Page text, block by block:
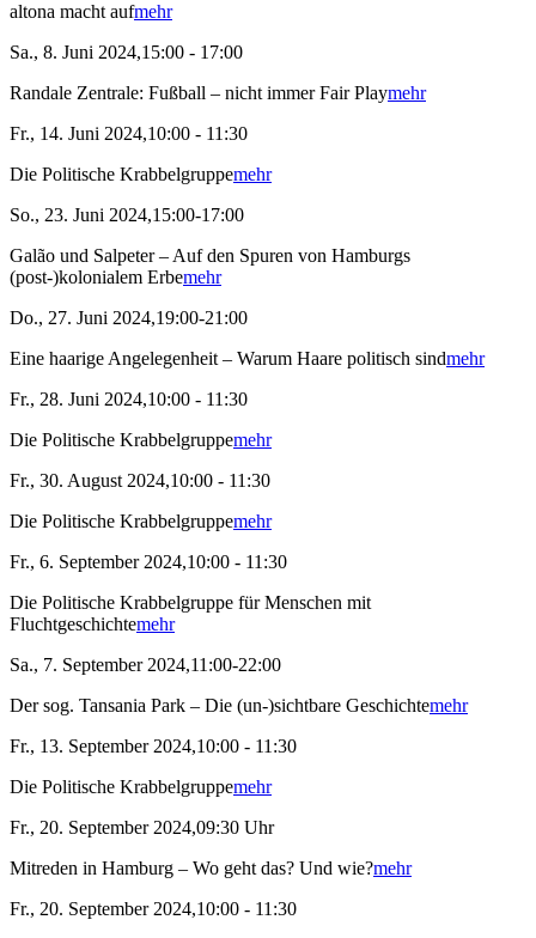
altona macht aufmehr
Sa., 8. Juni 2024,15:00 - 17:00
Randale Zentrale: Fußball – nicht immer Fair Playmehr
Fr., 14. Juni 2024,10:00 - 11:30
Die Politische Krabbelgruppemehr
So., 23. Juni 2024,15:00-17:00
Galão und Salpeter – Auf den Spuren von Hamburgs
(post-)kolonialem Erbemehr
Do., 27. Juni 2024,19:00-21:00
Eine haarige Angelegenheit – Warum Haare politisch sindmehr
Fr., 28. Juni 2024,10:00 - 11:30
Die Politische Krabbelgruppemehr
Fr., 30. August 2024,10:00 - 11:30
Die Politische Krabbelgruppemehr
Fr., 6. September 2024,10:00 - 11:30
Die Politische Krabbelgruppe für Menschen mit
Fluchtgeschichtemehr
Sa., 7. September 2024,11:00-22:00
Der sog. Tansania Park – Die (un-)sichtbare Geschichtemehr
Fr., 13. September 2024,10:00 - 11:30
Die Politische Krabbelgruppemehr
Fr., 20. September 2024,09:30 Uhr
Mitreden in Hamburg – Wo geht das? Und wie?mehr
Fr., 20. September 2024,10:00 - 11:30